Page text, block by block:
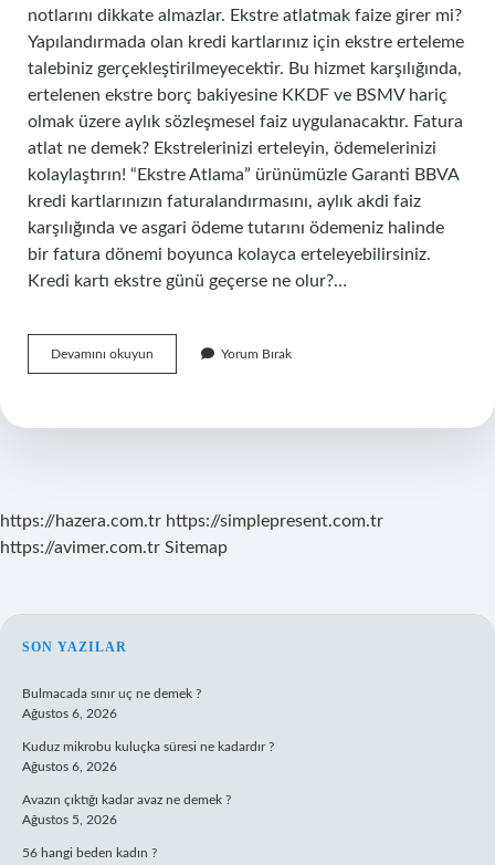
notlarını dikkate almazlar. Ekstre atlatmak faize girer mi?
Yapılandırmada olan kredi kartlarınız için ekstre erteleme
talebiniz gerçekleştirilmeyecektir. Bu hizmet karşılığında,
ertelenen ekstre borç bakiyesine KKDF ve BSMV hariç
olmak üzere aylık sözleşmesel faiz uygulanacaktır. Fatura
atlat ne demek? Ekstrelerinizi erteleyin, ödemelerinizi
kolaylaştırın! “Ekstre Atlama” ürünümüzle Garanti BBVA
kredi kartlarınızın faturalandırmasını, aylık akdi faiz
karşılığında ve asgari ödeme tutarını ödemeniz halinde
bir fatura dönemi boyunca kolayca erteleyebilirsiniz.
Kredi kartı ekstre günü geçerse ne olur?…
Devamını okuyun
Kartı
Atlat
Yorum Bırak
https://hazera.com.tr https://simplepresent.com.tr
https://avimer.com.tr Sitemap
SIDEBAR
SON YAZILAR
Bulmacada sınır uç ne demek ?
Ağustos 6, 2026
Kuduz mikrobu kuluçka süresi ne kadardır ?
Ağustos 6, 2026
Avazın çıktığı kadar avaz ne demek ?
Ağustos 5, 2026
56 hangi beden kadın ?